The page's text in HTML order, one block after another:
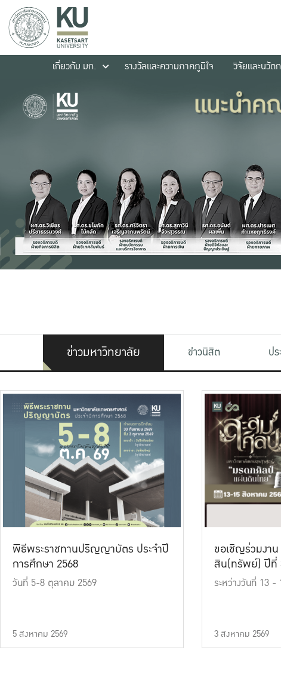
เกี่ยวกับ มก.
รางวัลและความภาคภูมิใจ วิจัยและนวัต
ข่าวมหาวิทยาลัย ข่าวนิสิต ป
พิธีพระราชทานปริญญาบัตร ประจำปี
การศึกษา 2568
วันที่ 5-8 ตุลาคม 2569
5 สิงหาคม 2569
ขอเชิญร่วมงา
สิน(ทรัพย์) ปีที่
ระหว่างวันที่ 13
3 สิงหาคม 2569